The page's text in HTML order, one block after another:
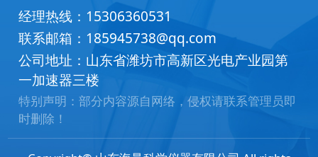
经理热线： 15306360531
联系邮箱： 185945738@qq.com
公司地址：山东省潍坊市高新区光电产业园第
一加速器三楼
特别声明：部分内容源自网络，侵权请联系管理员即
时删除！